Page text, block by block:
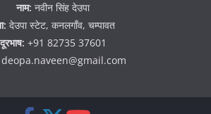
नाम: नवीन सिंह देउपा
देउपा स्टेट, कनलगाँव, चम्पावत
दूरभाष: +91 82735 37601
deopa.naveen@gmail.com